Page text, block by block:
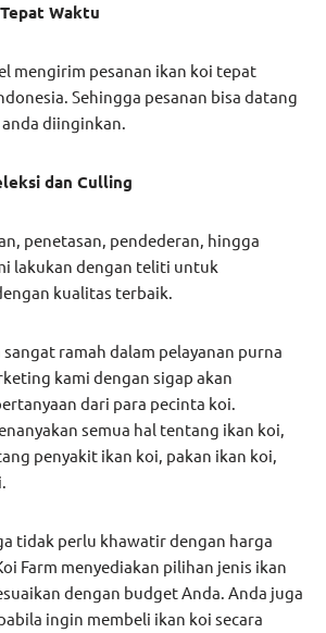
Waktu
mengirim pesanan ikan koi tepat
Sehingga pesanan bisa datang
diinginkan.
dan Culling
penetasan, pendederan, hingga
lakukan dengan teliti untuk
kualitas terbaik.
ramah dalam pelayanan purna
kami dengan sigap akan
dari para pecinta koi.
semua hal tentang ikan koi,
penyakit ikan koi, pakan ikan koi,
tidak perlu khawatir dengan harga
Farm menyediakan pilihan jenis ikan
dengan budget Anda. Anda juga
ingin membeli ikan koi secara